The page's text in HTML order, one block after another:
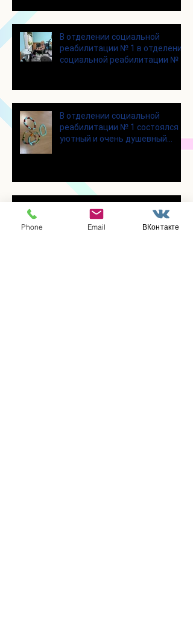
В отделении социальной
реабилитации № 1 в отделении
социальной реабилитации № 1
В отделении социальной
реабилитации № 1 состоялся
уютный и очень душевный
Для участников программы
«Активное долголетие»
прошло очередное занятие по
Phone Email ВКонтакте